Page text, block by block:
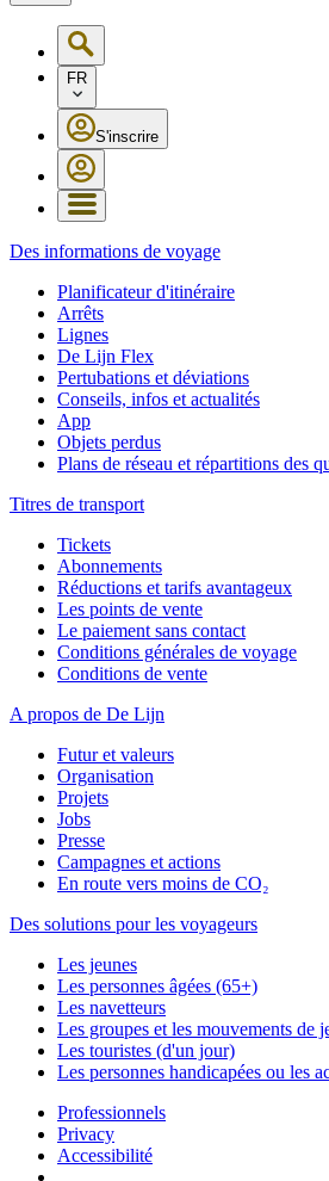
FR
S'inscrire
Des informations de voyage
Planificateur d'itinéraire
Arrêts
Lignes
De Lijn Flex
Pertubations et déviations
Conseils, infos et actualités
App
Objets perdus
Plans de réseau et répartitions des
Titres de transport
Tickets
Abonnements
Réductions et tarifs avantageux
Les points de vente
Le paiement sans contact
Conditions générales de voyage
Conditions de vente
A propos de De Lijn
Futur et valeurs
Organisation
Projets
Jobs
Presse
Campagnes et actions
En route vers moins de CO₂
Des solutions pour les voyageurs
Les jeunes
Les personnes âgées (65+)
Les navetteurs
Les groupes et les mouvements de
Les touristes (d'un jour)
Les personnes handicapées ou les
Professionnels
Privacy
Accessibilité